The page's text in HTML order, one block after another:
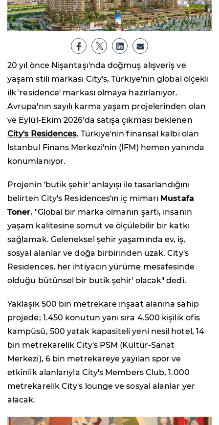
20 yıl önce Nişantaşı'nda doğmuş alışveriş ve
yaşam stili markası City's, Türkiye'nin global ölçekli
ilk 'residence' markası olmaya hazırlanıyor.
Avrupa'nın sayılı karma yaşam projelerinden olan
ve Eylül-Ekim 2026'da satışa çıkması beklenen
City's Residences, Türkiye'nin finansal kalbi olan
İstanbul Finans Merkezi'nin (İFM) hemen yanında
konumlanıyor.
Projenin 'butik şehir' anlayışı ile tasarlandığını
belirten City's Residences'ın iç mimarı Mustafa
Toner, "Global bir marka olmanın şartı, insanın
yaşam kalitesine somut ve ölçülebilir bir katkı
sağlamak. Geleneksel şehir yaşamında ev, iş,
sosyal alanlar ve doğa birbirinden uzak. City's
Residences, her ihtiyacın yürüme mesafesinde
olduğu bütünsel bir butik şehir' olacak" dedi.
Yaklaşık 500 bin metrekare inşaat alanına sahip
projede; 1.450 konutun yanı sıra 4.500 kişilik ofis
kampüsü, 500 yatak kapasiteli yeni nesil hotel, 14
bin metrekarelik City's PSM (Kültür-Sanat
Merkezi), 6 bin metrekareye yayılan spor ve
etkinlik alanlarıyla City's Members Club, 1.000
metrekarelik City's lounge ve sosyal alanlar yer
alacak.